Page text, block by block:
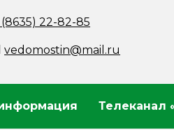
22-82-85
vedomostin@mail.ru
Телеканал